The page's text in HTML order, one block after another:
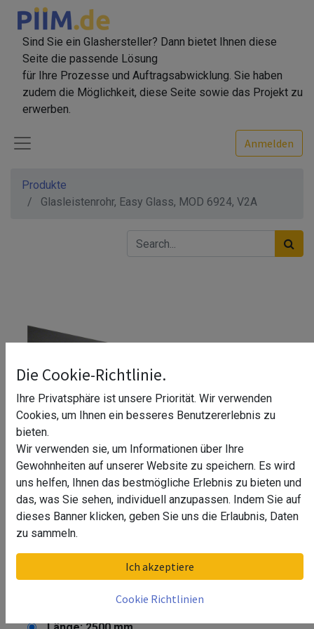
Sind Sie ein Glashersteller? Dann bietet Ihnen diese
Seite die passende Lösung
für Ihre Prozesse und Auftragsabwicklung. Sie haben
zudem die Möglichkeit, diese Seite sowie das Projekt zu
erwerben.
Anmelden
Produkte
Glasleistenrohr, Easy Glass, MOD 6924, V2A
Glasleistenrohr, Easy Glass, MOD
6924, V2A
Die Cookie-Richtlinie.
Ihre Privatsphäre ist unsere Priorität. Wir verwenden
Cookies, um Ihnen ein besseres Benutzererlebnis zu
bieten.
Wir verwenden sie, um Informationen über Ihre
Gewohnheiten auf unserer Website zu speichern. Es wird
uns helfen, Ihnen das bestmögliche Erlebnis zu bieten und
das, was Sie sehen, individuell anzupassen. Indem Sie auf
dieses Banner klicken, geben Sie uns die Erlaubnis, Daten
zu sammeln.
Ich akzeptiere
Cookie Richtlinien